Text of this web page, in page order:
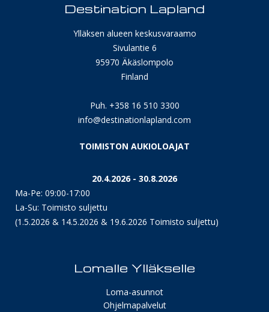
Destination Lapland
Ylläksen alueen keskusvaraamo
Sivulantie 6
95970 Äkäslompolo
Finland
Puh. +358 16 510 3300
info@destinationlapland.com
TOIMISTON AUKIOLOAJAT
20.4.2026 - 30.8.2026
Ma-Pe: 09:00-17:00
La-Su: Toimisto suljettu
(1.5.2026 & 14.5.2026 & 19.6.2026 Toimisto suljettu)
Lomalle Ylläkselle
Loma-asunnot
Ohjelmapalvelut